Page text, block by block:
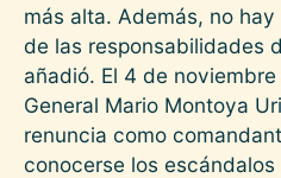
más alta. Además, no
de las responsabilidades
añadió. El 4 de
General Mario Montoya
renuncia como
conocerse los